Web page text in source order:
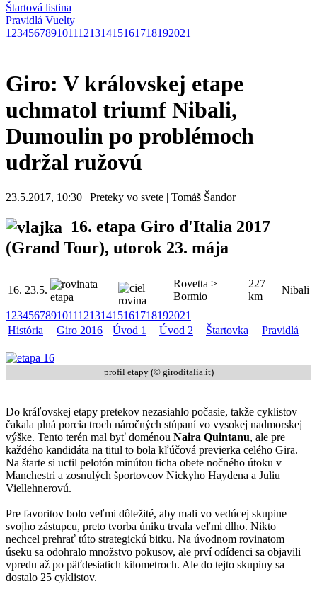
Štartová listina
Pravidlá Vuelty
1 23456789101112131415161718192021
Giro: V královskej etape
uchmatol triumf Nibali,
Dumoulin po problémoch
udržal ružovú
23.5.2017, 10:30 | Preteky vo svete | Tomáš Šandor
16. etapa Giro d'Italia 2017
(Grand Tour), utorok 23. mája
16. 23.5.
Rovetta >
Bormio
227
km
Nibali
1 23456789101112131415161718192021
História
Giro 2016 Úvod 1 Úvod 2 Štartovka Pravidlá
profil etapy (© giroditalia.it)
Do kráľovskej etapy pretekov nezasiahlo počasie, takže cyklistov
čakala plná porcia troch náročných stúpaní vo vysokej nadmorskej
výške. Tento terén mal byť doménou Naira Quintanu, ale pre
každého kandidáta na titul to bola kľúčová previerka celého Gira.
Na štarte si uctil pelotón minútou ticha obete nočného útoku v
Manchestri a zosnulých športovcov Nickyho Haydena a Juliu
Viellehnerovú.
Pre favoritov bolo veľmi dôležité, aby mali vo vedúcej skupine
svojho zástupcu, preto tvorba úniku trvala veľmi dlho. Nikto
nechcel prehrať túto strategickú bitku. Na úvodnom rovinatom
úseku sa odohralo množstvo pokusov, ale prví odídenci sa objavili
vpredu až po päťdesiatich kilometroch. Ale do tejto skupiny sa
dostalo 25 cyklistov.